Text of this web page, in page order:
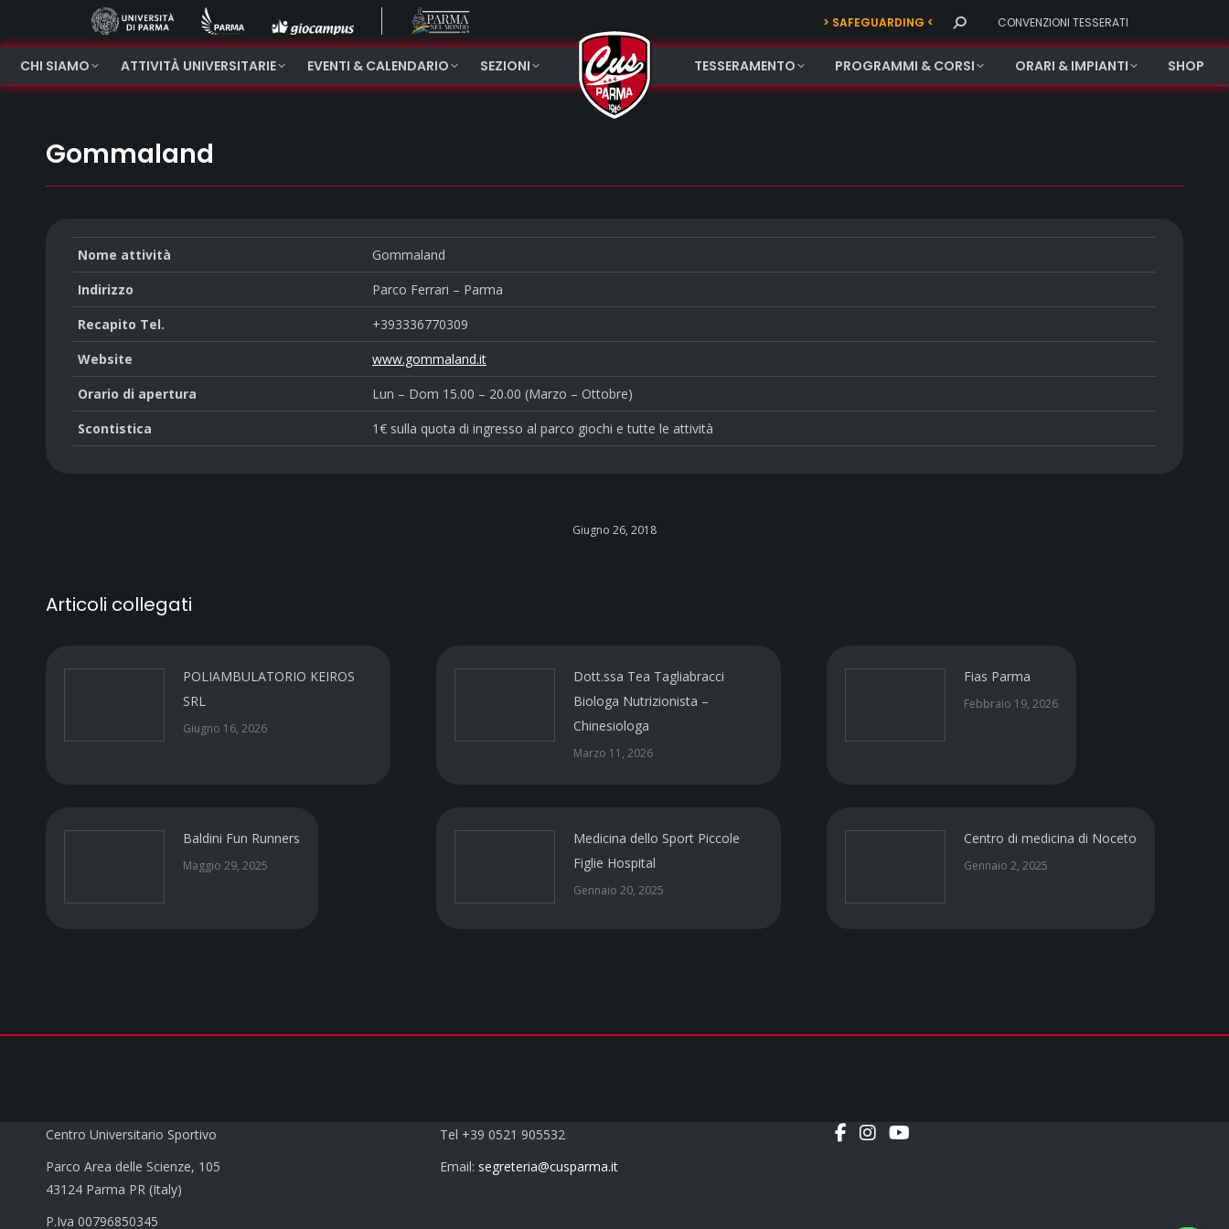
> SAFEGUARDING < Search: CONVENZIONI TESSERATI
CHI SIAMO ATTIVITÀ UNIVERSITARIE EVENTI & CALENDARIO SEZIONI TESSERAMENTO PROGRAMMI & CORSI ORARI & IMPIANTI SHOP
Gommaland
Nome attività
Gommaland
Indirizzo
Parco Ferrari – Parma
Recapito Tel.
+393336770309
Website
www.gommaland.it
Orario di apertura
Lun – Dom 15.00 – 20.00 (Marzo – Ottobre)
Scontistica
1€ sulla quota di ingresso al parco giochi e tutte le attività
Giugno 26, 2018
Articoli collegati
POLIAMBULATORIO KEIROS
SRL
Giugno 16, 2026
Dott.ssa Tea Tagliabracci
Biologa Nutrizionista –
Chinesiologa
Marzo 11, 2026
Fias Parma
Febbraio 19, 2026
Baldini Fun Runners
Maggio 29, 2025
Medicina dello Sport Piccole
Figlie Hospital
Gennaio 20, 2025
Centro di medicina di Noceto
Gennaio 2, 2025
Centro Universitario Sportivo
Parco Area delle Scienze, 105
43124 Parma PR (Italy)
P.Iva 00796850345
Tel +39 0521 905532
Email: segreteria@cusparma.it